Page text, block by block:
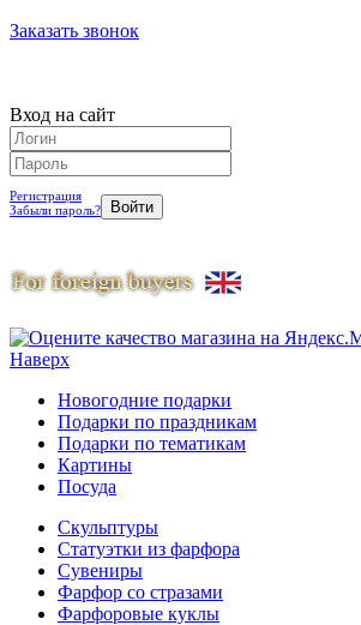
Заказать звонок
Вход на сайт
Регистрация
Забыли пароль?
Наверх
Новогодние подарки
Подарки по праздникам
Подарки по тематикам
Картины
Посуда
Скульптуры
Статуэтки из фарфора
Сувениры
Фарфор со стразами
Фарфоровые куклы